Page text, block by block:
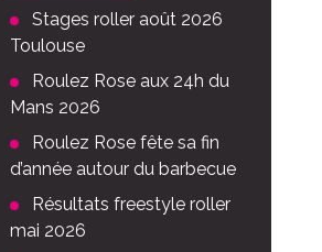
Stages roller août 2026
Toulouse
Roulez Rose aux 24h du
Mans 2026
Roulez Rose fête sa fin
d’année autour du barbecue
Résultats freestyle roller
mai 2026